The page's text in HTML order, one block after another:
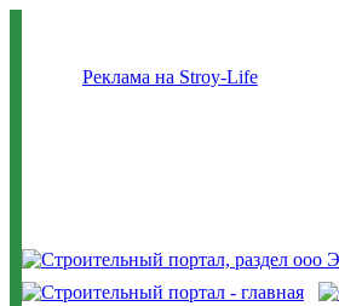
Реклама на Stroy-Life